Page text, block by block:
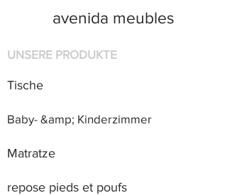
avenida meubles
UNSERE PRODUKTE
Tische
Baby- &amp; Kinderzimmer
Matratze
repose pieds et poufs